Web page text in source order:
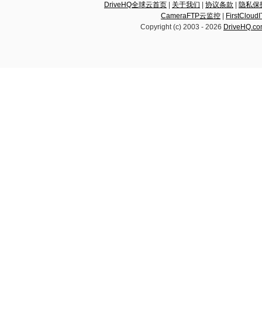
DriveHQ全球云首页 关于我们 协议条款
隐私保
CameraFTP云监控
Copyright (c) 2003 - 2026